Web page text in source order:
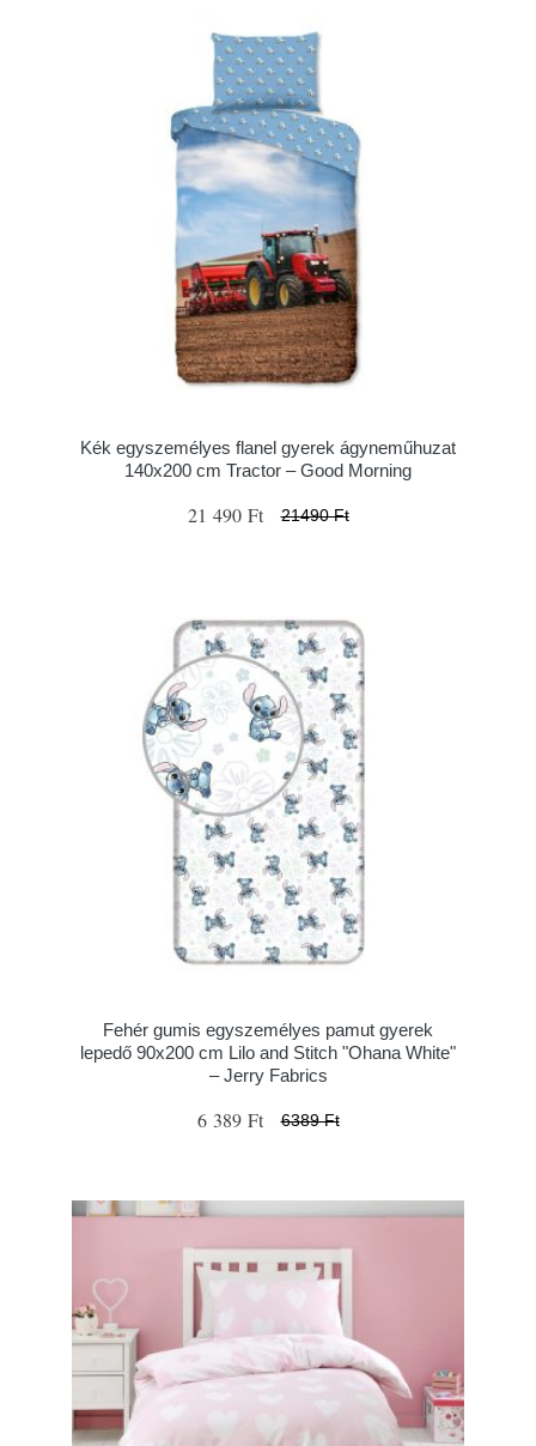
Kék egyszemélyes flanel gyerek ágyneműhuzat
140x200 cm Tractor – Good Morning
21 490 Ft 21490 Ft
Fehér gumis egyszemélyes pamut gyerek
lepedő 90x200 cm Lilo and Stitch "Ohana White"
– Jerry Fabrics
6 389 Ft 6389 Ft